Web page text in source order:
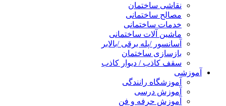
نقاشی ساختمان
مصالح ساختمانی
خدمات ساختمانی
ماشین آلات ساختمانی
آسانسور /پله برقی /بالابر
بازسازی ساختمان
سقف کاذب / دیوار کاذب
آموزشی
آموزشگاه رانندگی
آموزش درسی
آموزش حرفه و فن